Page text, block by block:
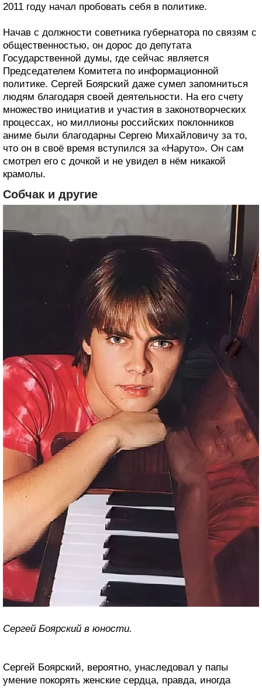
2011 году начал пробовать себя в политике.
Начав с должности советника губернатора по связям с
общественностью, он дорос до депутата
Государственной думы, где сейчас является
Председателем Комитета по информационной
политике. Сергей Боярский даже сумел запомниться
людям благодаря своей деятельности. На его счету
множество инициатив и участия в законотворческих
процессах, но миллионы российских поклонников
аниме были благодарны Сергею Михайловичу за то,
что он в своё время вступился за «Наруто». Он сам
смотрел его с дочкой и не увидел в нём никакой
крамолы.
Собчак и другие
Сергей Боярский в юности.
Сергей Боярский, вероятно, унаследовал у папы
умение покорять женские сердца, правда, иногда